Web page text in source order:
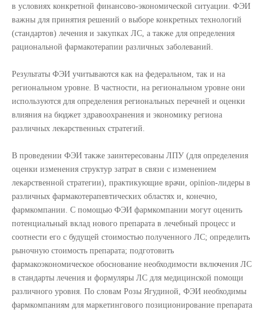
в условиях конкретной финансово-экономической ситуации. ФЭИ
важны для принятия решений о выборе конкретных технологий
(стандартов) лечения и закупках ЛС, а также для определения
рациональной фармакотерапии различных заболеваний.
Результаты ФЭИ учитываются как на федеральном, так и на
региональном уровне. В частности, на региональном уровне они
используются для определения региональных перечней и оценки
влияния на бюджет здравоохранения и экономику региона
различных лекарственных стратегий.
В проведении ФЭИ также заинтересованы ЛПУ (для определения
оценки изменения структур затрат в связи с изменением
лекарственной стратегии), практикующие врачи, opinion-лидеры в
различных фармакотерапевтических областях и, конечно,
фармкомпании. С помощью ФЭИ фармкомпании могут оценить
потенциальный вклад нового препарата в лечебный процесс и
соотнести его с будущей стоимостью полученного ЛС; определить
рыночную стоимость препарата; подготовить
фармакоэкономическое обоснование необходимости включения ЛС
в стандарты лечения и формуляры ЛС для медицинской помощи
различного уровня. По словам Розы Ягудиной, ФЭИ необходимы
фармкомпаниям для маркетингового позиционирование препарата